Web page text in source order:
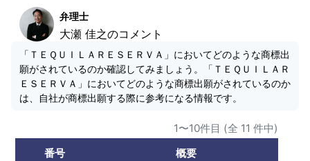
弁理士
大瀬 佳之のコメント
「ＴＥＱＵＩＬＡＲＥＳＥＲＶＡ」においてどのような商標出
願がされているのか確認してみましょう。「ＴＥＱＵＩＬＡＲ
ＥＳＥＲＶＡ」においてどのような商標出願がされているのか
は、自社が商標出願する際に参考になる情報です。
1〜10件目 (全 11 件中)
番号
概要